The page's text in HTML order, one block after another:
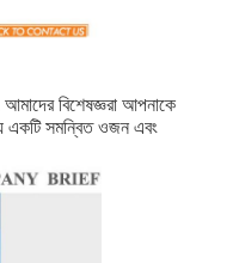
বিশেষজ্ঞরা আপনাকে
একটি সমন্বিত ওজন এবং